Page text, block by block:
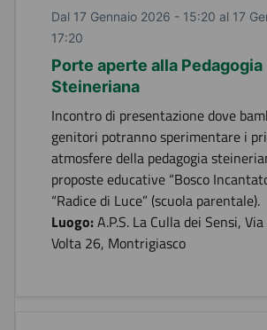
Dal 17 Gennaio 2026 - 15:20 al 17
17:20
Porte aperte alla Pedagogia
Steineriana
Incontro di presentazione dove
genitori potranno sperimentare i
atmosfere della pedagogia
proposte educative “Bosco
“Radice di Luce” (scuola parentale).
Luogo:A.P.S. La Culla dei Sensi,
Volta 26, Montrigiasco